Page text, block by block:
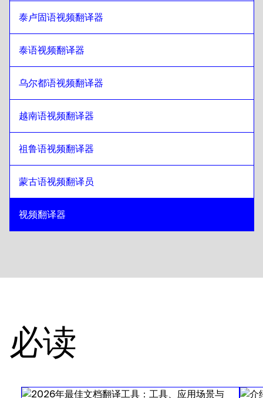
泰卢固语视频翻译器
泰语视频翻译器
乌尔都语视频翻译器
越南语视频翻译器
祖鲁语视频翻译器
蒙古语视频翻译员
视频翻译器
必读